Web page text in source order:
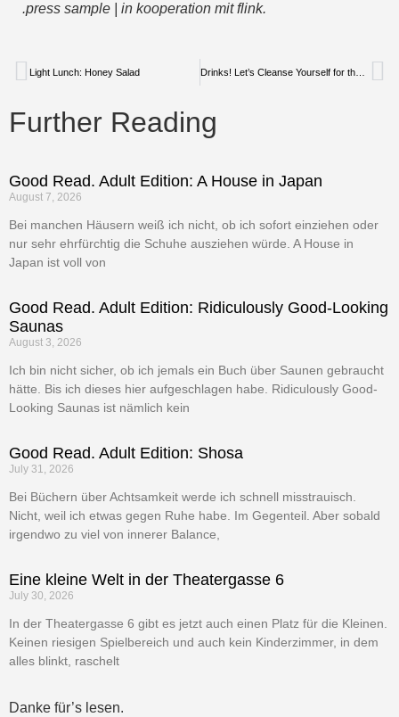
.press sample | in kooperation mit flink.
Light Lunch: Honey Salad Drinks! Let’s Cleanse Yourself for the new Season
Further Reading
Good Read. Adult Edition: A House in Japan
August 7, 2026
Bei manchen Häusern weiß ich nicht, ob ich sofort einziehen oder
nur sehr ehrfürchtig die Schuhe ausziehen würde. A House in
Japan ist voll von
Good Read. Adult Edition: Ridiculously Good-Looking
Saunas
August 3, 2026
Ich bin nicht sicher, ob ich jemals ein Buch über Saunen gebraucht
hätte. Bis ich dieses hier aufgeschlagen habe. Ridiculously Good-
Looking Saunas ist nämlich kein
Good Read. Adult Edition: Shosa
July 31, 2026
Bei Büchern über Achtsamkeit werde ich schnell misstrauisch.
Nicht, weil ich etwas gegen Ruhe habe. Im Gegenteil. Aber sobald
irgendwo zu viel von innerer Balance,
Eine kleine Welt in der Theatergasse 6
July 30, 2026
In der Theatergasse 6 gibt es jetzt auch einen Platz für die Kleinen.
Keinen riesigen Spielbereich und auch kein Kinderzimmer, in dem
alles blinkt, raschelt
Danke für’s lesen.